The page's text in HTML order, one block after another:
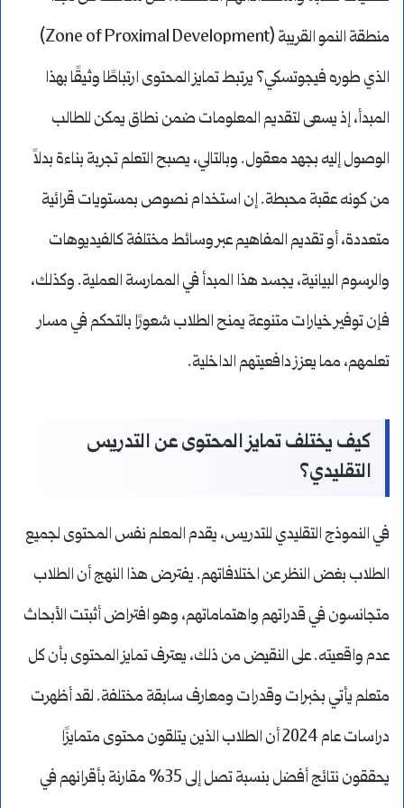
منطقة النمو القريبة (Zone of Proximal Development)
الذي طوره فيجوتسكي؟ يرتبط تمايز المحتوى ارتباطًا وثيقًا بهذا
المبدأ، إذ يسعى لتقديم المعلومات ضمن نطاق يمكن للطالب
الوصول إليه بجهد معقول. وبالتالي، يصبح التعلم تجربة بناءة بدلاً
من كونه عقبة محبطة. إن استخدام نصوص بمستويات قرائية
متعددة، أو تقديم المفاهيم عبر وسائط مختلفة كالفيديوهات
والرسوم البيانية، يجسد هذا المبدأ في الممارسة العملية. وكذلك،
فإن توفير خيارات متنوعة يمنح الطلاب شعورًا بالتحكم في مسار
تعلمهم، مما يعزز دافعيتهم الداخلية.
كيف يختلف تمايز المحتوى عن التدريس
التقليدي؟
في النموذج التقليدي للتدريس، يقدم المعلم نفس المحتوى لجميع
الطلاب بغض النظر عن اختلافاتهم. يفترض هذا النهج أن الطلاب
متجانسون في قدراتهم واهتماماتهم، وهو افتراض أثبتت الأبحاث
عدم واقعيته. على النقيض من ذلك، يعترف تمايز المحتوى بأن كل
متعلم يأتي بخبرات وقدرات ومعارف سابقة مختلفة. لقد أظهرت
دراسات عام 2024 أن الطلاب الذين يتلقون محتوى متمايزًا
يحققون نتائج أفضل بنسبة تصل إلى 35% مقارنة بأقرانهم في